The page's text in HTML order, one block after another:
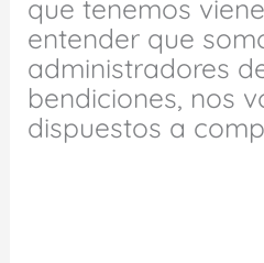
que tenemos
entender que
administradores
bendiciones, nos
dispuestos a